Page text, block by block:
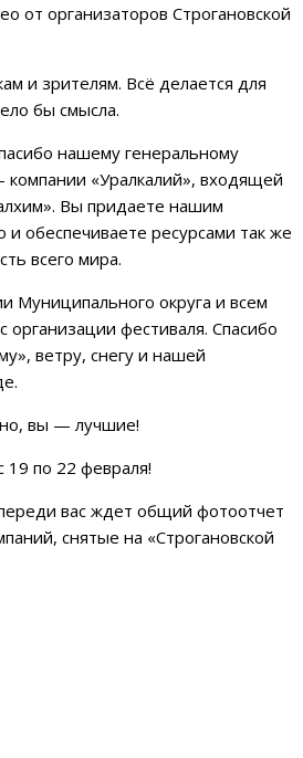
от организаторов Строгановской
и зрителям. Всё делается для
бы смысла.
нашему генеральному
компании «Уралкалий», входящей
Вы придаете нашим
обеспечиваете ресурсами так же
всего мира.
Муниципального округа и всем
организации фестиваля. Спасибо
ветру, снегу и нашей
вы — лучшие!
19 по 22 февраля!
вас ждет общий фотоотчет
снятые на «Строгановской